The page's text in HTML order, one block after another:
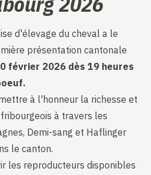
d'élevage du cheval a le
présentation cantonale
février 2026 dès 19 heures
à l'honneur la richesse et
à travers les
Demi-sang et Haflinger
le canton.
les reproducteurs disponibles